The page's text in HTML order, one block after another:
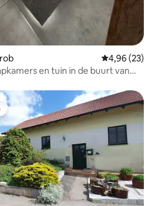
Gemiddelde
4,96 (23)
en tuin in de buurt van